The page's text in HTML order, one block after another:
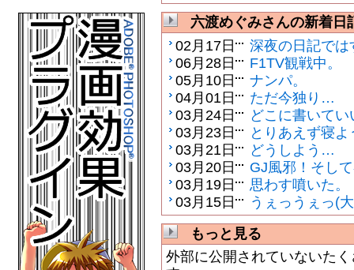
六渡めぐみさんの新着日
02月17日
深夜の日記で
06月28日
F1TV観戦中。
05月10日
ナンパ。
04月01日
ただ今独り…
03月24日
どこに書いて
03月23日
とりあえず寝よ
03月21日
どうしよう…
03月20日
GJ風邪！そし
03月19日
思わす噴いた。
03月15日
うぇっうぇっ(
もっと見る
外部に公開されていないた